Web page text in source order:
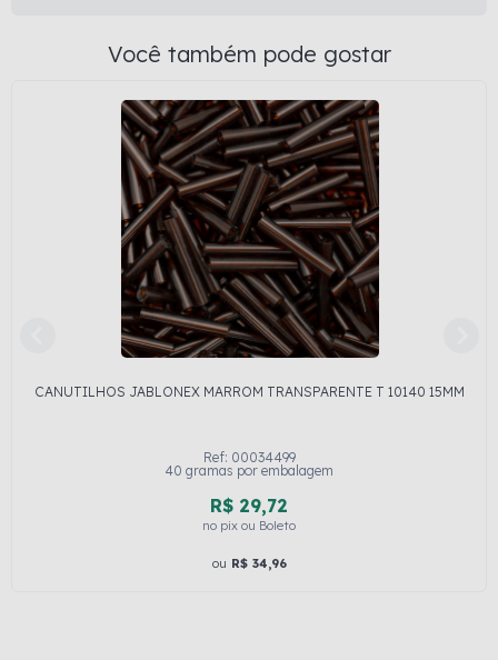
Você também pode gostar
CANUTILHOS JABLONEX MARROM TRANSPARENTE T 10140 15MM
Ref: 00034499
40 gramas por embalagem
R$ 29,72
no pix ou Boleto
ou R$ 34,96